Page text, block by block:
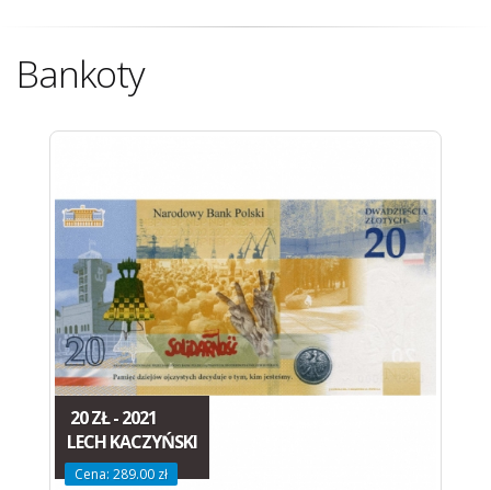
Bankoty
20 ZŁ - 2021
LECH KACZYŃSKI
Cena: 289.00 zł